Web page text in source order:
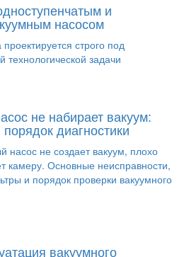
и
насосом
строго под
задачи
не набирает вакуум:
диагностики
насос не создает вакуум, плохо
камеру. Основные неисправности,
и порядок проверки вакуумного
вакуумного